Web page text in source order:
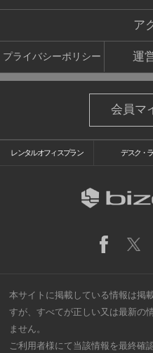
ア
プライバシーポリシー 運
会員マ
レンタルオフィスプラン デスク・
本サイトに掲載している情報は掲
すが、すべてが正しい又は最新の
ません。
ご利用者様にて当該情報を最終確